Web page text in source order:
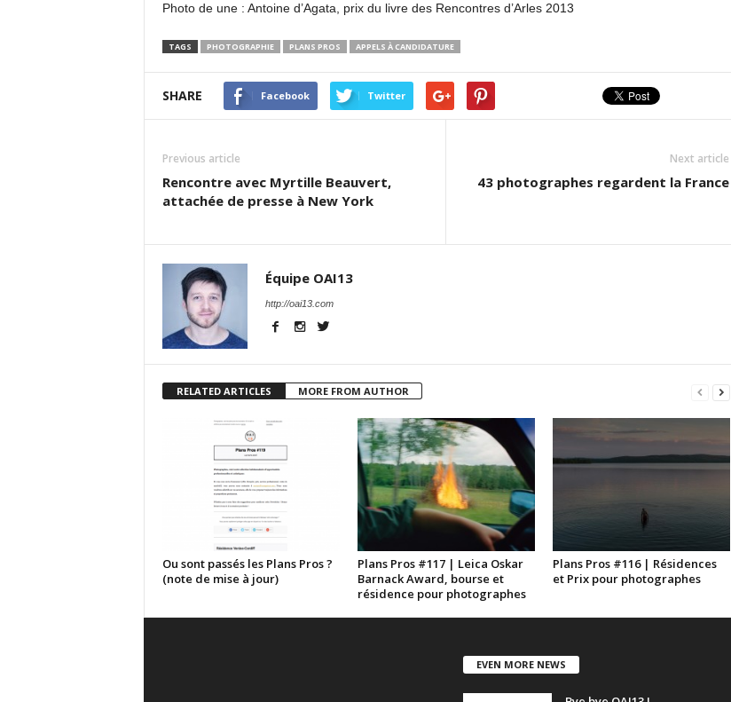
Photo de une : Antoine d’Agata, prix du livre des Rencontres d’Arles 2013
TAGS PHOTOGRAPHIE PLANS PROS APPELS À CANDIDATURE
SHARE Facebook Twitter
Previous article
Rencontre avec Myrtille Beauvert,
attachée de presse à New York
Next article
43 photographes regardent la France
Équipe OAI13
http://oai13.com
RELATED ARTICLES MORE FROM AUTHOR
Ou sont passés les Plans Pros ?
(note de mise à jour)
Plans Pros #117 | Leica Oskar
Barnack Award, bourse et
résidence pour photographes
Plans Pros #116 | Résidences
et Prix pour photographes
EVEN MORE NEWS